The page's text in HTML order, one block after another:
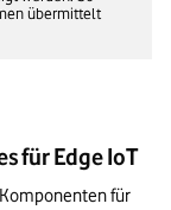
übermittelt
für Edge IoT
für